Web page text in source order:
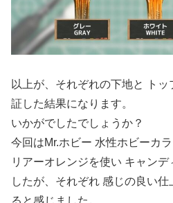
以上が、それぞれの下地と ト
証した結果になります。
いかがでしたでしょうか？
今回はMr.ホビー 水性ホビーカ
リアーオレンジを使い キャンデ
したが、それぞれ 感じの良い
ると感じました。